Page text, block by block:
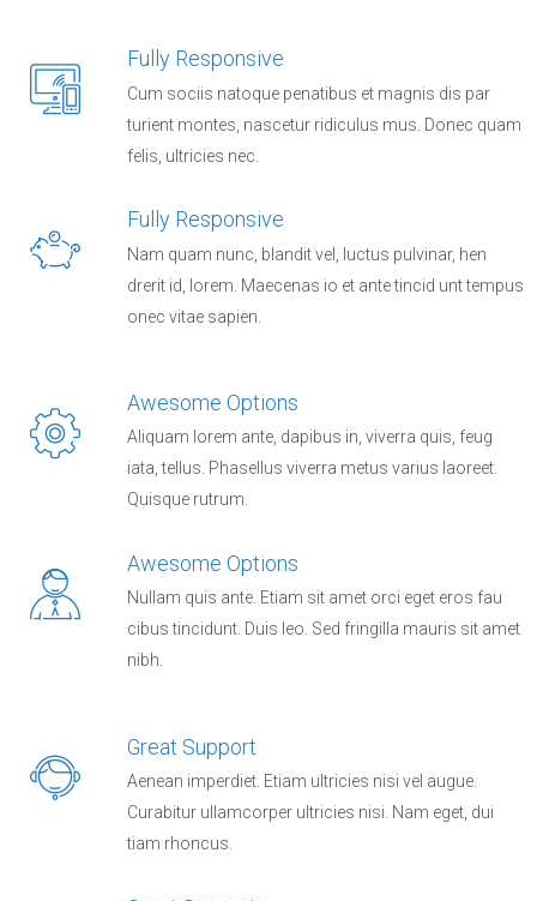
Fully Responsive
Cum sociis natoque penatibus et magnis dis par
turient montes, nascetur ridiculus mus. Donec quam
felis, ultricies nec.
Fully Responsive
Nam quam nunc, blandit vel, luctus pulvinar, hen
drerit id, lorem. Maecenas io et ante tincid unt tempus
onec vitae sapien.
Awesome Options
Aliquam lorem ante, dapibus in, viverra quis, feug
iata, tellus. Phasellus viverra metus varius laoreet.
Quisque rutrum.
Awesome Options
Nullam quis ante. Etiam sit amet orci eget eros fau
cibus tincidunt. Duis leo. Sed fringilla mauris sit amet
nibh.
Great Support
Aenean imperdiet. Etiam ultricies nisi vel augue.
Curabitur ullamcorper ultricies nisi. Nam eget, dui
tiam rhoncus.